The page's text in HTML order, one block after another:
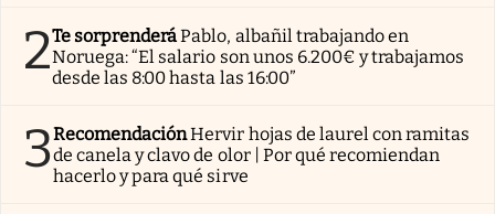
2Te sorprenderáPablo, albañil trabajando en
Noruega: “El salario son unos 6.200€ y trabajamos
desde las 8:00 hasta las 16:00”
3RecomendaciónHervir hojas de laurel con ramitas
de canela y clavo de olor | Por qué recomiendan
hacerlo y para qué sirve